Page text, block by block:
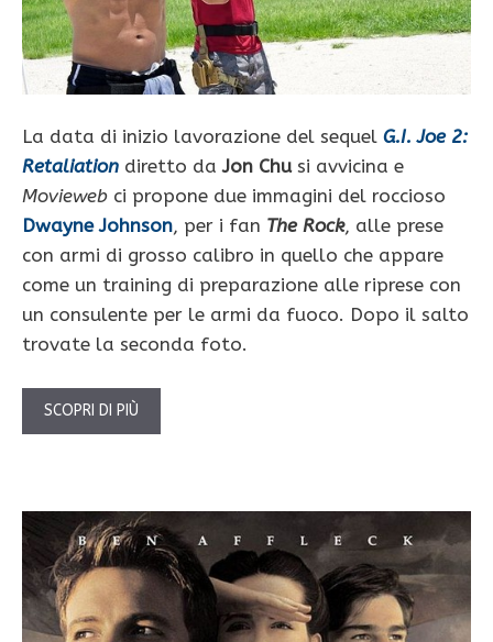
La data di inizio lavorazione del sequel G.I. Joe 2:
Retaliation diretto daJon Chusi avvicina e
Movieweb ci propone due immagini del roccioso
Dwayne Johnson, per i fan The Rock, alle prese
con armi di grosso calibro in quello che appare
come un training di preparazione alle riprese con
un consulente per le armi da fuoco. Dopo il salto
trovate la seconda foto.
SCOPRI DI PIÙ